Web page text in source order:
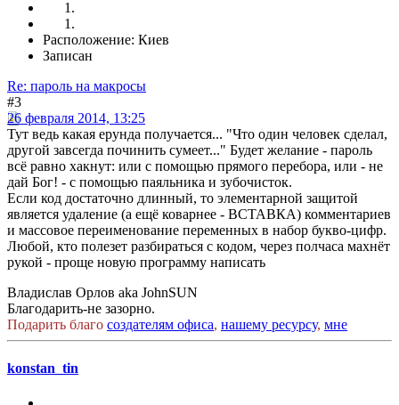
Расположение: Киев
Записан
Re: пароль на макросы
#3
26 февраля 2014, 13:25
Тут ведь какая ерунда получается... "Что один человек сделал,
другой завсегда починить сумеет..." Будет желание - пароль
всё равно хакнут: или с помощью прямого перебора, или - не
дай Бог! - с помощью паяльника и зубочисток.
Если код достаточно длинный, то элементарной защитой
является удаление (а ещё коварнее - ВСТАВКА) комментариев
и массовое переименование переменных в набор букво-цифр.
Любой, кто полезет разбираться с кодом, через полчаса махнёт
рукой - проще новую программу написать
Владислав Орлов aka JohnSUN
Благодарить-не зазорно.
Подарить благо создателям офиса, нашему ресурсу, мне
konstan_tin